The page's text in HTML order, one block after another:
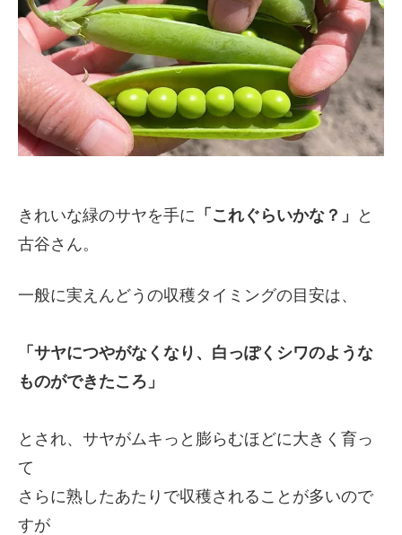
きれいな緑のサヤを手に 「これぐらいかな？」
と
古谷さん。
一般に実えんどうの収穫タイミングの目安は、
「サヤにつやがなくなり、白っぽくシワのような
ものができたころ」
とされ、サヤがムキっと膨らむほどに大きく育っ
て
さらに熟したあたりで収穫されることが多いので
すが